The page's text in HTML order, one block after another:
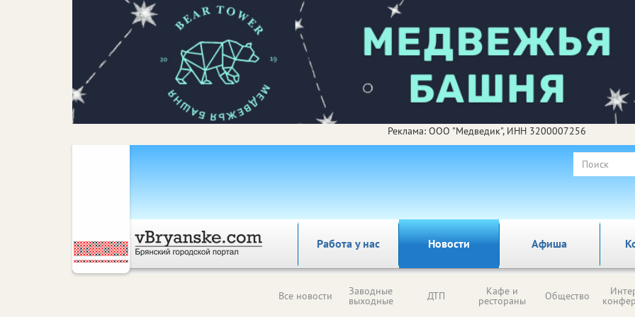
Реклама: ООО "Медведик", ИНН 3200007256
Работа у нас Новости Афиша
Все новости Заводные
выходные ДТП Кафе и
рестораны Общество